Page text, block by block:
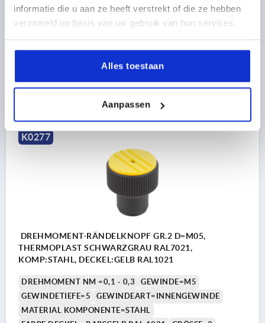
informatie die u aan ze heeft verstrekt of die ze hebben
verzameld op basis van uw gebruik van hun services.
Alles toestaan
Aanpassen
FARBE DECKEL =VERKEHRSROT RAL 3020
GRÖSSE=2
AUSSENDURCHMESSER=26
D2=18 D3=23
D4=16
28,78 €
DETAILS
K0277
DREHMOMENT-RÄNDELKNOPF GR.2 D=M05,
THERMOPLAST SCHWARZGRAU RAL7021,
KOMP:STAHL, DECKEL:GELB RAL1021
DREHMOMENT NM =0,1 - 0,3
GEWINDE=M5
GEWINDETIEFE=5
GEWINDEART=INNENGEWINDE
MATERIAL KOMPONENTE=STAHL